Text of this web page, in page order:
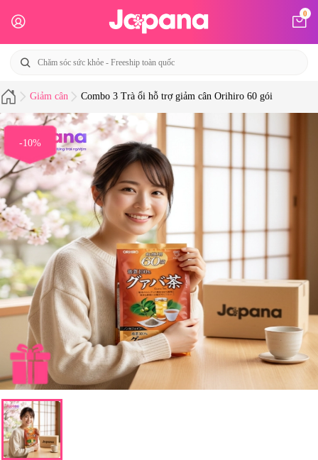
0
Giảm cân Combo 3 Trà ổi hỗ trợ giảm cân Orihiro 60 gói
-10%